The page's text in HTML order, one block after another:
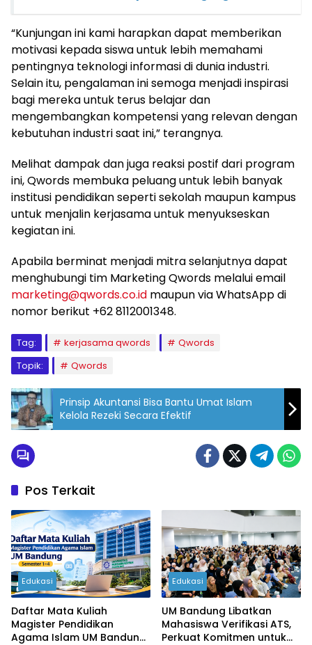
“Kunjungan ini kami harapkan dapat memberikan
motivasi kepada siswa untuk lebih memahami
pentingnya teknologi informasi di dunia industri.
Selain itu, pengalaman ini semoga menjadi inspirasi
bagi mereka untuk terus belajar dan
mengembangkan kompetensi yang relevan dengan
kebutuhan industri saat ini,” terangnya.
Melihat dampak dan juga reaksi postif dari program
ini, Qwords membuka peluang untuk lebih banyak
institusi pendidikan seperti sekolah maupun kampus
untuk menjalin kerjasama untuk menyukseskan
kegiatan ini.
Apabila berminat menjadi mitra selanjutnya dapat
menghubungi tim Marketing Qwords melalui email
marketing@qwords.co.id maupun via WhatsApp di
nomor berikut +62 8112001348.
Tag: kerjasama qwords
Qwords
Topik:
Qwords
Prinsip Akuntansi Bisa Bantu Umat Islam
Kelola Rezeki Secara Efektif
Pos Terkait
Edukasi
Daftar Mata Kuliah
Magister Pendidikan
Agama Islam UM Bandung
Edukasi
UM Bandung Libatkan
Mahasiswa Verifikasi ATS,
Perkuat Komitmen untuk